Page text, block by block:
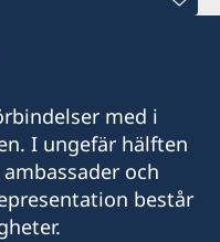
floor
med i
I ungefär hälften
och
består